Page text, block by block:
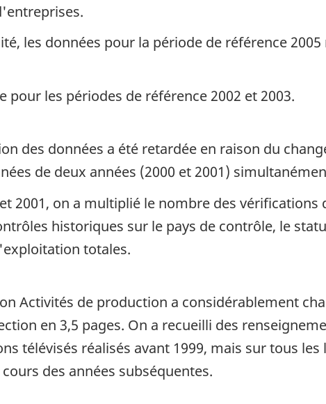
les données pour la période de référence
pour les périodes de référence 2002 et 2003.
des données a été retardée en raison du
de deux années (2000 et 2001)
2001, on a multiplié le nombre des
historiques sur le pays de contrôle, le
totales.
Activités de production a considérablement
en 3,5 pages. On a recueilli des
télévisés réalisés avant 1999, mais sur tous
des années subséquentes.